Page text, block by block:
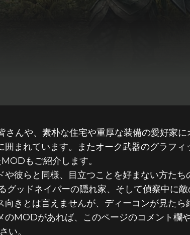
さんや、素朴な住宅や重厚な装備の愛好家
まれています。またオーク武器のグラフ
もご紹介します。
や彼らと同様、目立つことを好まない方たち
ッドネイバーの隠れ家、そして偵察中に敵
きとは言えませんが、ディーコンが見たら
のMODがあれば、このページのコメント欄
い。